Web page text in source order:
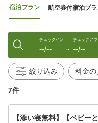
宿泊プラン 航空券付宿泊プ
チェックイン
--/-- 〜
チェックアウ
--/--
絞り込み
7件
【添い寝無料】【ベビー